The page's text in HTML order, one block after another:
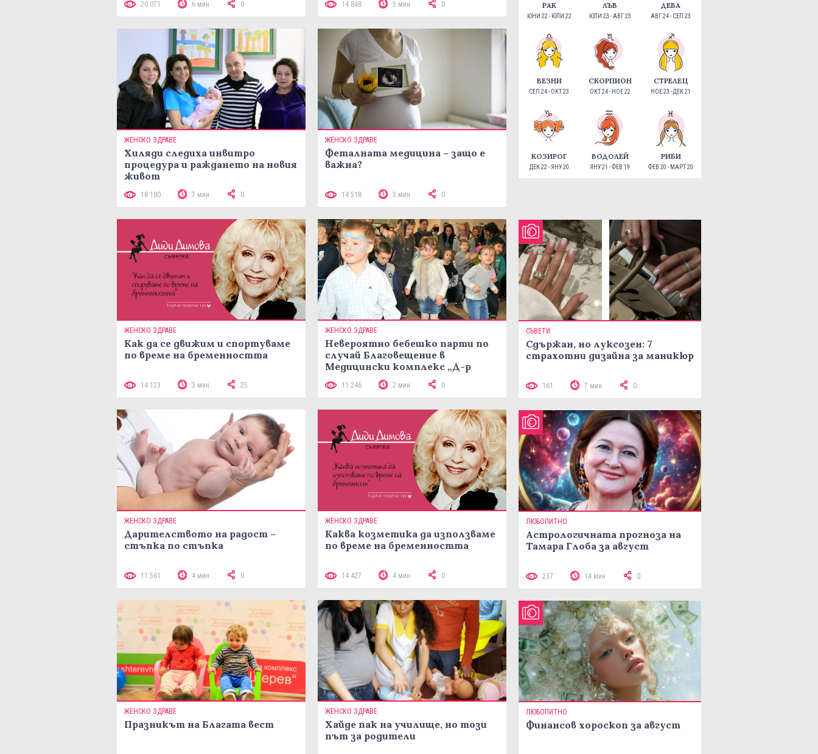
20 071 6 мин 0 14 848 5 мин 0
ЖЕНСКО ЗДРАВЕ
Хиляди следиха инвитро
процедура и раждането на новия
живот
18 180 7 мин 0
ЖЕНСКО ЗДРАВЕ
Феталната медицина – защо е
важна?
14 518 3 мин 0
ЖЕНСКО ЗДРАВЕ
Как да се движим и спортуваме
по време на бременността
14 123 3 мин 25
ЖЕНСКО ЗДРАВЕ
Невероятно бебешко парти по
случай Благовещение в
Медицински комплекс „Д-р
11 246 2 мин 0
ЖЕНСКО ЗДРАВЕ
Дарителството на радост –
стъпка по стъпка
11 561 4 мин 0
ЖЕНСКО ЗДРАВЕ
Каква козметика да използваме
по време на бременността
14 427 4 мин 0
ЖЕНСКО ЗДРАВЕ
Празникът на Благата вест
ЖЕНСКО ЗДРАВЕ
Хайде пак на училище, но този
път за родители
РАК
ЮНИ 22 - ЮЛИ 22
ЛЪВ
ЮЛИ 23 - АВГ 23
ДЕВА
АВГ 24 - СЕП 23
ВЕЗНИ
СЕП 24 - ОКТ 23
СКОРПИОН
ОКТ 24 - НОЕ 22
СТРЕЛЕЦ
НОЕ 23 - ДЕК 21
КОЗИРОГ
ДЕК 22 - ЯНУ 20
ВОДОЛЕЙ
ЯНУ 21 - ФЕВ 19
РИБИ
ФЕВ 20 - МАРТ 20
СЪВЕТИ
Сдържан, но луксозен: 7
страхотни дизайна за маникюр
161 7 мин 0
ЛЮБОПИТНО
Астрологичната прогноза на
Тамара Глоба за август
237 14 мин 0
ЛЮБОПИТНО
Финансов хороскоп за август